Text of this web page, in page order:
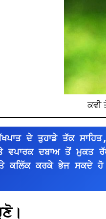
ਕਵੀ
ਦੇ ਤੁਹਾਡੇ ਤੱਕ
ਵਪਾਰਕ ਦਬਾਅ ਤੋਂ ਮੁਕਤ
ਕਲਿੱਕ ਕਰਕੇ ਭੇਜ ਸਕਦੇ